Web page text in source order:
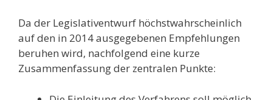
Da der Legislativentwurf höchstwahrscheinlich
auf den in 2014 ausgegebenen Empfehlungen
beruhen wird, nachfolgend eine kurze
Zusammenfassung der zentralen Punkte: